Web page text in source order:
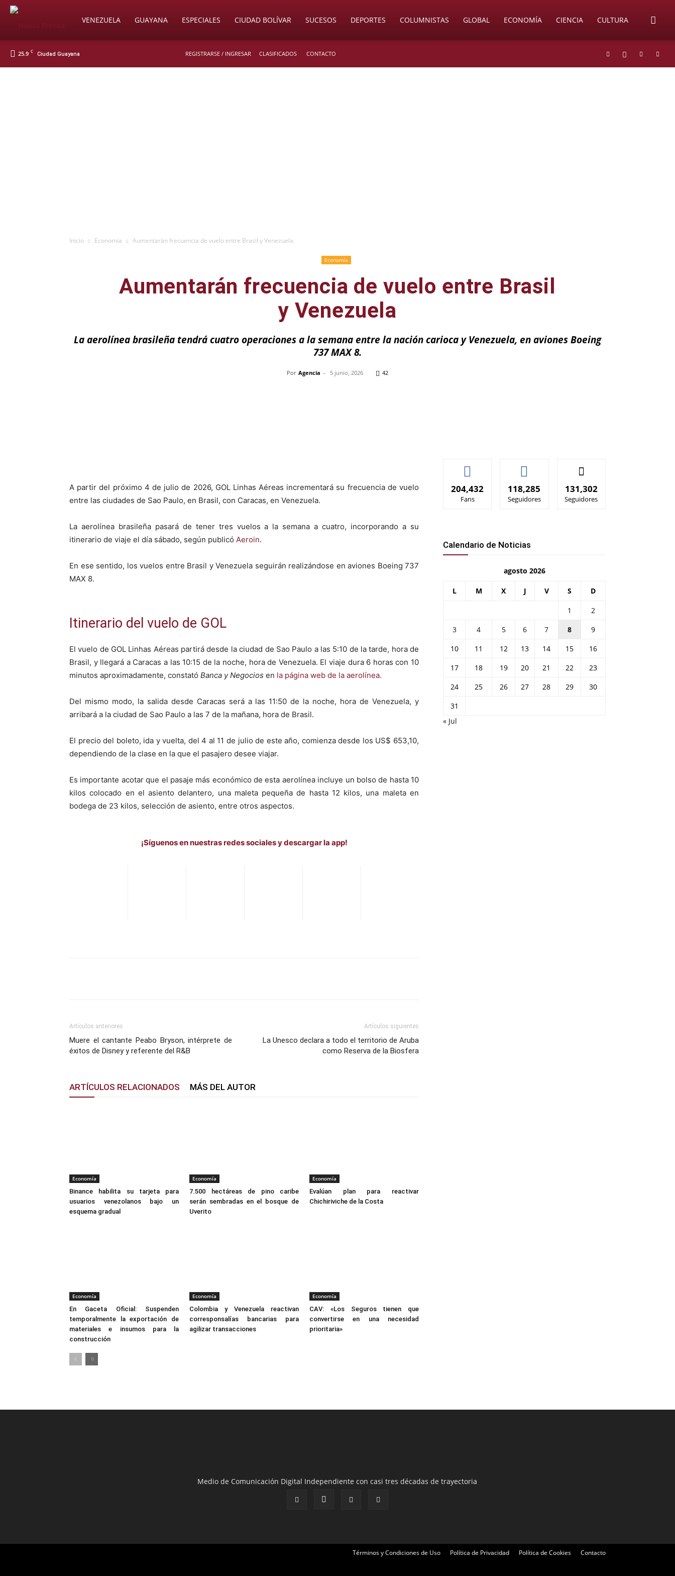
SoyVENEZUELA GUAYANA ESPECIALES CIUDAD BOLÍVAR SUCESOS DEPORTES COLUMNISTAS GLOBAL ECONOMÍA CIENCIA CULTURA
25.9 C Ciudad Guayana REGISTRARSE / INGRESAR CLASIFICADOS CONTACTO
Inicio Economía Aumentarán frecuencia de vuelo entre Brasil y Venezuela
Economía
Aumentarán frecuencia de vuelo entre Brasil
y Venezuela
La aerolínea brasileña tendrá cuatro operaciones a la semana entre la nación carioca y Venezuela, en aviones Boeing
737 MAX 8.
Por Agencia - 5 junio, 2026 42
A partir del próximo 4 de julio de 2026, GOL Linhas Aéreas incrementará su frecuencia de vuelo
entre las ciudades de Sao Paulo, en Brasil, con Caracas, en Venezuela.
La aerolínea brasileña pasará de tener tres vuelos a la semana a cuatro, incorporando a su
itinerario de viaje el día sábado, según publicó Aeroin.
En ese sentido, los vuelos entre Brasil y Venezuela seguirán realizándose en aviones Boeing 737
MAX 8.
Itinerario del vuelo de GOL
El vuelo de GOL Linhas Aéreas partirá desde la ciudad de Sao Paulo a las 5:10 de la tarde, hora de
Brasil, y llegará a Caracas a las 10:15 de la noche, hora de Venezuela. El viaje dura 6 horas con 10
minutos aproximadamente, constató Banca y Negocios en la página web de la aerolínea.
Del mismo modo, la salida desde Caracas será a las 11:50 de la noche, hora de Venezuela, y
arribará a la ciudad de Sao Paulo a las 7 de la mañana, hora de Brasil.
El precio del boleto, ida y vuelta, del 4 al 11 de julio de este año, comienza desde los US$ 653,10,
dependiendo de la clase en la que el pasajero desee viajar.
Es importante acotar que el pasaje más económico de esta aerolínea incluye un bolso de hasta 10
kilos colocado en el asiento delantero, una maleta pequeña de hasta 12 kilos, una maleta en
bodega de 23 kilos, selección de asiento, entre otros aspectos.
¡Síguenos en nuestras redes sociales y descargar la app!
Artículos anteriores
Muere el cantante Peabo Bryson, intérprete de
éxitos de Disney y referente del R&B
Artículos siguientes
La Unesco declara a todo el territorio de Aruba
como Reserva de la Biosfera
ARTÍCULOS RELACIONADOS MÁS DEL AUTOR
Economía
Binance habilita su tarjeta para
usuarios venezolanos bajo un
esquema gradual
Economía
7.500 hectáreas de pino caribe
serán sembradas en el bosque de
Uverito
Economía
Evalúan plan para reactivar
Chichiriviche de la Costa
Economía
En Gaceta Oficial: Suspenden
temporalmente la exportación de
materiales e insumos para la
construcción
Economía
Colombia y Venezuela reactivan
corresponsalías bancarias para
agilizar transacciones
Economía
CAV: «Los Seguros tienen que
convertirse en una necesidad
prioritaria»
204,432
Fans
118,285
Seguidores
131,302
Seguidores
Calendario de Noticias
agosto 2026
L M X J V S D
1
2
3
4 5 6 7 8
9
10
11 12 13 14 15
16
17
18 19 20 21 22
23
24
25 26 27 28 29
30
31
« Jul
Medio de Comunicación Digital Independiente con casi tres décadas de trayectoria
Términos y Condiciones de Uso Política de Privacidad Política de Cookies Contacto